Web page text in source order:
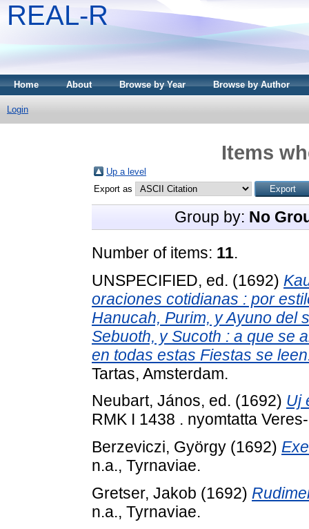
REAL-R
Home About Browse by Year Browse by Author
Login
Items
Up a level
Export as
Group by: No
Number of items: 11.
UNSPECIFIED, ed. (1692)
oraciones cotidianas : por
Hanucah, Purim, y Ayuno del
Sebuoth, y Sucoth : a que se
en todas estas Fiestas se
Tartas, Amsterdam.
Neubart, János, ed. (1692) Uj
RMK I 1438 . nyomtatta
Berzeviczi, György (1692)
n.a., Tyrnaviae.
Gretser, Jakob (1692)
n.a., Tyrnaviae.